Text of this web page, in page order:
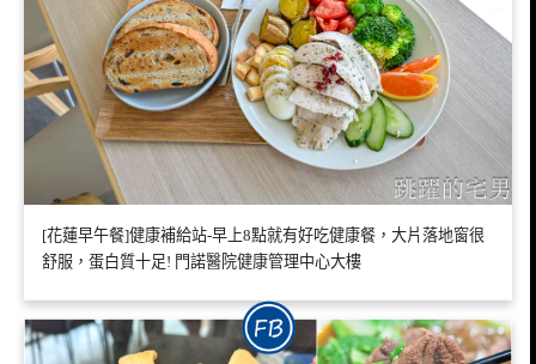
[花蓮早午餐]健康補給站-早上8點就有好吃健康餐，大片落地窗很
舒服，蛋白質十足! 門諾醫院健康管理中心大樓